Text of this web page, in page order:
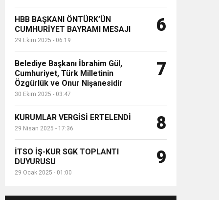
HBB BAŞKANI ÖNTÜRK’ÜN
CUMHURİYET BAYRAMI MESAJI
29 Ekim 2025 - 06:19
6
Belediye Başkanı İbrahim Gül,
Cumhuriyet, Türk Milletinin
Özgürlük ve Onur Nişanesidir
30 Ekim 2025 - 03:47
7
KURUMLAR VERGİSİ ERTELENDİ
29 Nisan 2025 - 17:36 8
İTSO İŞ-KUR SGK TOPLANTI
DUYURUSU
29 Ocak 2025 - 01:00
9